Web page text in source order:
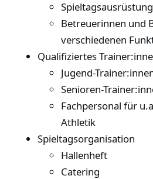
Spieltagsausrüstung
Betreuerinnen und
verschiedenen
Qualifiziertes
Jugend-
Senioren-
Fachpersonal für
Athletik
Spieltagsorganisation
Hallenheft
Catering